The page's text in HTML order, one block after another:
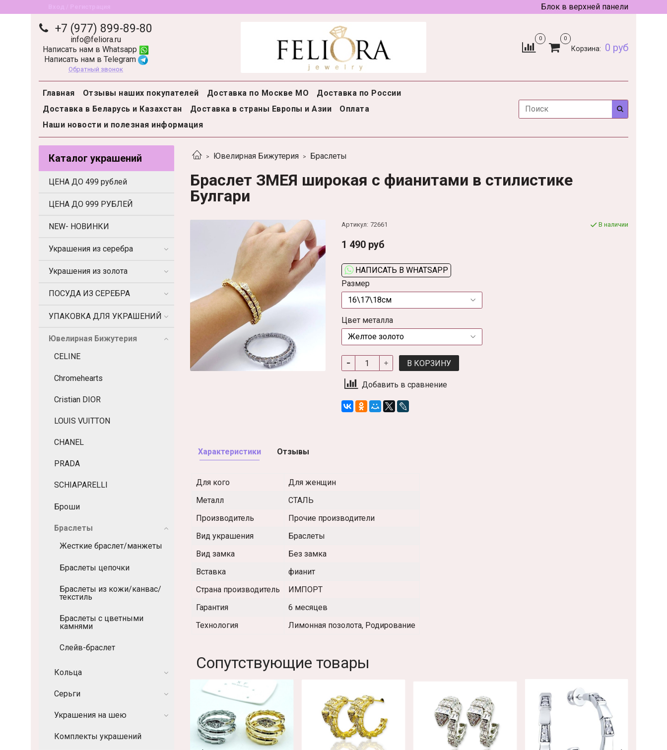
Блок в верхней панели
+7 (977) 899-89-80
info@feliora.ru
Написать нам в Whatsapp
Написать нам в Telegram
Обратный звонок
0 0
Корзина: 0 руб
Главная Отзывы наших покупателей Доставка по Москве МО
Доставка по России
Доставка в Беларусь и Казахстан
Доставка в страны Европы и Азии
Оплата
Наши новости и полезная информация
Ювелирная Бижутерия Браслеты
Браслет ЗМЕЯ широкая с фианитами в стилистике
Булгари
Артикул: 72661 В наличии
1 490 руб
НАПИСАТЬ В WHATSAPP
Размер
Цвет металла
В КОРЗИНУ
Добавить в сравнение
Характеристики
Для кого
Для женщин
Металл
СТАЛЬ
Производитель
Прочие производители
Вид украшения
Браслеты
Вид замка
Без замка
Вставка
фианит
Страна производитель
ИМПОРТ
Гарантия
6 месяцев
Технология
Лимонная позолота, Родирование
Отзывы
Сопутствующие товары
Каталог украшений
ЦЕНА ДО 499 рублей
ЦЕНА ДО 999 РУБЛЕЙ
NEW- НОВИНКИ
Украшения из серебра
Украшения из золота
ПОСУДА ИЗ СЕРЕБРА
УПАКОВКА ДЛЯ УКРАШЕНИЙ
Ювелирная Бижутерия
CELINE
Chromehearts
Cristian DIOR
LOUIS VUITTON
CHANEL
PRADA
SCHIAPARELLI
Броши
Браслеты
Жесткие браслет/манжеты
Браслеты цепочки
Браслеты из кожи/канвас/
текстиль
Браслеты с цветными
камнями
Слейв-браслет
Кольца
Серьги
Украшения на шею
Комплекты украшений